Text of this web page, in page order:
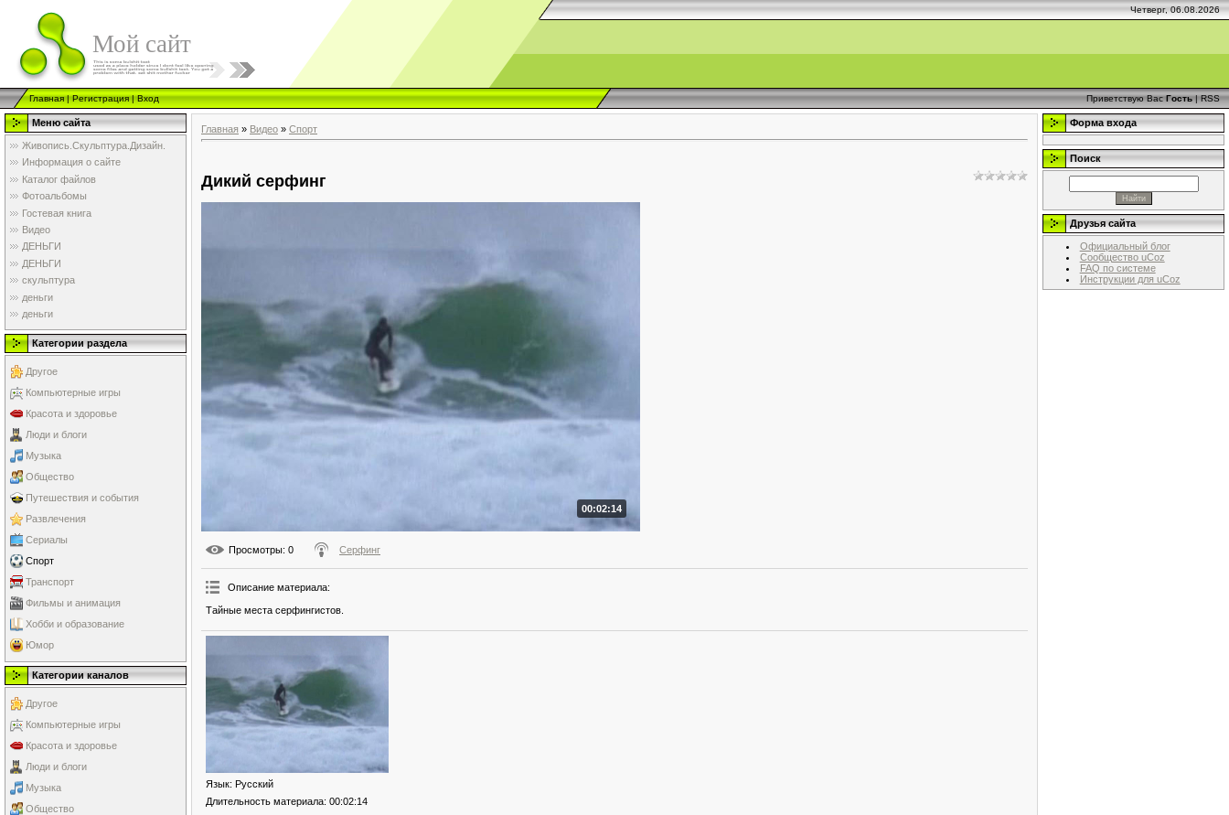
Четверг, 06.08.2026
Мой сайт
Главная|Регистрация|Вход Приветствую Вас Гость|RSS
Меню сайта
Живопись.Скульптура.Дизайн.
Информация о сайте
Каталог файлов
Фотоальбомы
Гостевая книга
Видео
ДЕНЬГИ
ДЕНЬГИ
скульптура
деньги
деньги
Категории раздела
Другое
Компьютерные игры
Красота и здоровье
Люди и блоги
Музыка
Общество
Путешествия и события
Развлечения
Сериалы
Спорт
Транспорт
Фильмы и анимация
Хобби и образование
Юмор
Категории каналов
Другое
Компьютерные игры
Красота и здоровье
Люди и блоги
Музыка
Общество
Главная » Видео » Спорт
Дикий серфинг
00:02:14
Просмотры: 0 Серфинг
Описание материала:
Тайные места серфингистов.
Язык: Русский
Длительность материала: 00:02:14
Форма входа
Поиск
Друзья сайта
Официальный блог
Сообщество uCoz
FAQ по системе
Инструкции для uCoz